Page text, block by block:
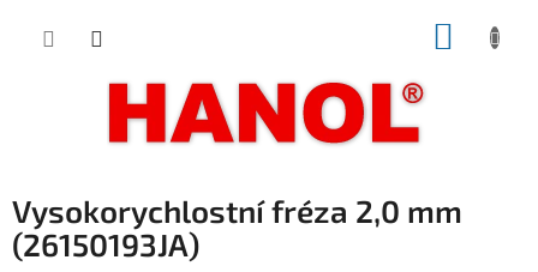
Vysokorychlostní fréza 2,0 mm
(26150193JA)